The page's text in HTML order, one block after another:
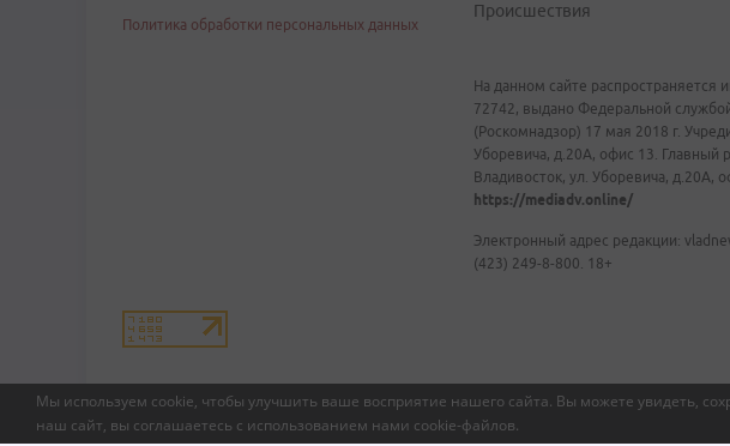
Мы используем cookie, чтобы улучшить ваше восприятие нашего сайта. Вы можете увидеть,
наш сайт, вы соглашаетесь с использованием нами cookie-файлов.
Политика обработки персональных данных
Происшествия
На данном сайте
72742, выдано Федеральной
(Роскомнадзор) 17 мая 2018 г.
Уборевича, д.20А, офис 13. Главный
Владивосток, ул. Уборевича, д.20А,
https://mediadv.online/
Электронный адрес редакции:
(423) 249-8-800. 18+